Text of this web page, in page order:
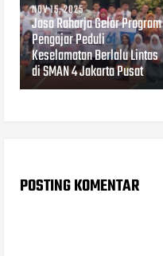
NOV 15, 2025
Jasa Raharja Gelar Program
Pengajar Peduli
Keselamatan Berlalu Lintas
di SMAN 4 Jakarta Pusat
POSTING KOMENTAR